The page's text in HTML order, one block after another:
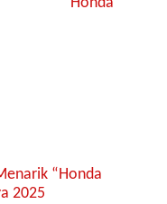
Honda
“Honda
2025